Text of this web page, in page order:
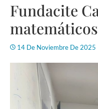
Fundacite
14 De Noviembre De 2025